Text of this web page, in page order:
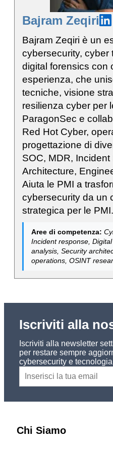
Bajram Zeqiri
Bajram Zeqiri è un
cybersecurity, cyber
digital forensics con
esperienza, che
tecniche, visione
resilienza cyber per
ParagonSec e
Red Hot Cyber,
progettazione di
SOC, MDR,
Architecture,
Aiuta le PMI a
cybersecurity da un
strategica per le PMI.
Aree di competenza:
Incident response,
analysis, Security
operations, OSINT
Iscriviti alla
Iscriviti alla newsletter
per restare sempre
cybersecurity e
Chi Siamo